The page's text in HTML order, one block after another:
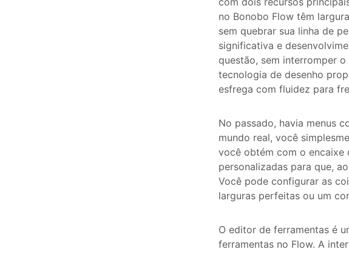
no Bonobo Flow têm
sem quebrar sua linha de
significativa e
questão, sem interromper
tecnologia de desenho
esfrega com fluidez para
No passado, havia menus
mundo real, você
você obtém com o encaixe
personalizadas para que,
Você pode configurar as
larguras perfeitas ou um
O editor de ferramentas é
ferramentas no Flow. A